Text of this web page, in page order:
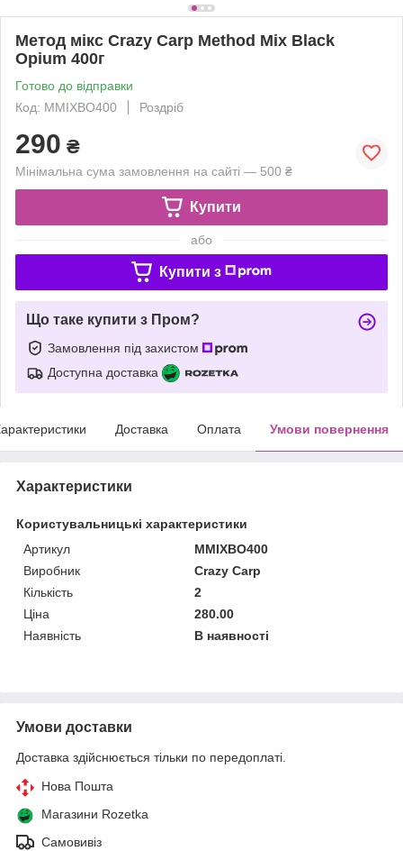
Метод мікс Crazy Carp Method Mix Black
Opium 400г
Готово до відправки
Код: MMIXBO400
Роздріб
290 ₴
Мінімальна сума замовлення на сайті — 500 ₴
Купити
або
Купити з
Що таке купити з Пром?
Замовлення під захистом
Доступна доставка
Доставка Оплата Умови повернення
Характеристики
Користувальницькі характеристики
Артикул
MMIXBO400
Виробник
Crazy Carp
Кількість
2
Ціна
280.00
Наявність
В наявності
Умови доставки
Доставка здійснюється тільки по передоплаті.
Нова Пошта
Магазини Rozetka
Самовивіз